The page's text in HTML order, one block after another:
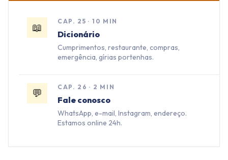
📖 CAP. 25 · 10 MIN
Dicionário
Cumprimentos, restaurante, compras,
emergência, gírias portenhas.
💬 CAP. 26 · 2 MIN
Fale conosco
WhatsApp, e-mail, Instagram, endereço.
Estamos online 24h.